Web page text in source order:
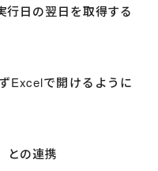
行日の翌日を取得する
Excelで開けるように
との連携